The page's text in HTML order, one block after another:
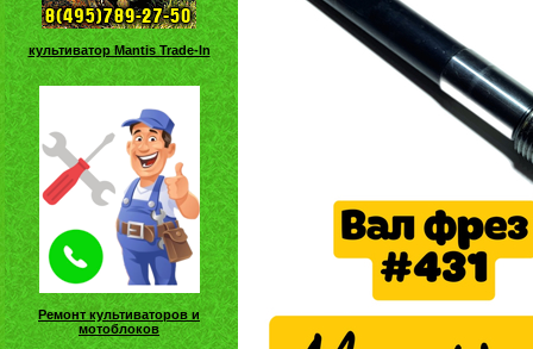
культиватор Mantis Trade-In
Ремонт культиваторов и
мотоблоков